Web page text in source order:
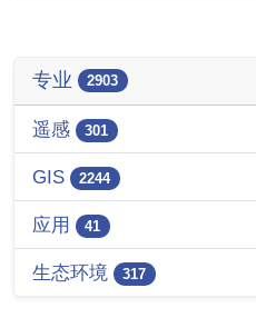
专业 2903
遥感 301
GIS 2244
应用 41
生态环境 317